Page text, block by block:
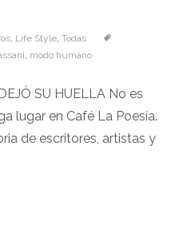
, Life Style, Todas
, modo humano
SU HUELLA No es
lugar en Café La Poesía.
de escritores, artistas y